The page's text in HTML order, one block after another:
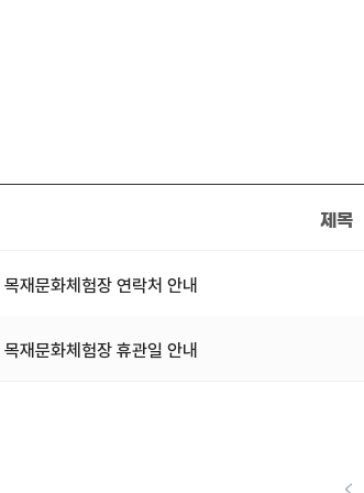
제목
목재문화체험장 연락처 안내
목재문화체험장 휴관일 안내